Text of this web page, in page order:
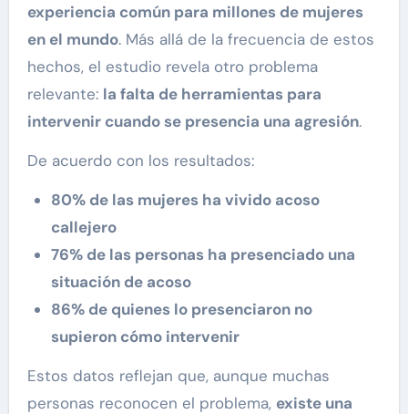
experiencia común para millones de mujeres
en el mundo. Más allá de la frecuencia de estos
hechos, el estudio revela otro problema
relevante: la falta de herramientas para
intervenir cuando se presencia una agresión.
De acuerdo con los resultados:
80% de las mujeres ha vivido acoso
callejero
76% de las personas ha presenciado una
situación de acoso
86% de quienes lo presenciaron no
supieron cómo intervenir
Estos datos reflejan que, aunque muchas
personas reconocen el problema, existe una